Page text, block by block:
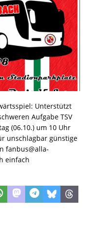
Unterstützt
Aufgabe TSV
(06.10.) um 10 Uhr
unschlagbar günstige
fanbus@alla-
einfach